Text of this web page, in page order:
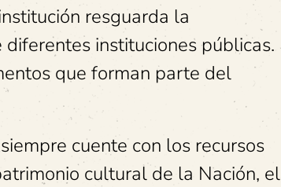
resguarda la
instituciones públicas.
que forman parte del
cuente con los recursos
cultural de la Nación, el